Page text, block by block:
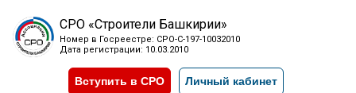
СРО «Строители Башкирии»
Номер в Госреестре: СРО-С-197-10032010
Дата регистрации: 10.03.2010
Вступить в СРО Личный кабинет